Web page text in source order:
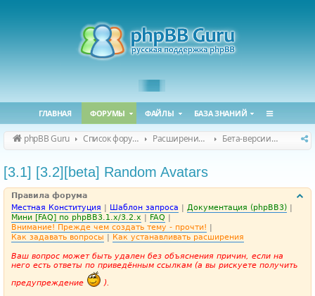
ГЛАВНАЯ ФОРУМЫ ФАЙЛЫ БАЗА ЗНАНИЙ
phpBB Guru Список форумов Расширения phpBB Бета-версии расширений для phpBB
[3.1] [3.2][beta] Random Avatars
Правила форума
Местная Конституция | Шаблон запроса | Документация (phpBB3) |
Мини [FAQ] по phpBB3.1.x/3.2.x | FAQ |
Внимание! Прежде чем создать тему - прочти! |
Как задавать вопросы | Как устанавливать расширения
Ваш вопрос может быть удален без объяснения причин, если на
него есть ответы по приведённым ссылкам (а вы рискуете получить
предупреждение
).